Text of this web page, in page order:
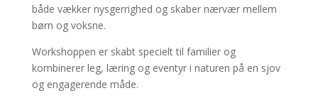
både vækker nysgerrighed og skaber nærvær mellem
børn og voksne.
Workshoppen er skabt specielt til familier og
kombinerer leg, læring og eventyr i naturen på en sjov
og engagerende måde.